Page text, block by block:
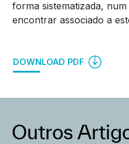
forma sistematizada,
encontrar associado a
DOWNLOAD PDF
Outros